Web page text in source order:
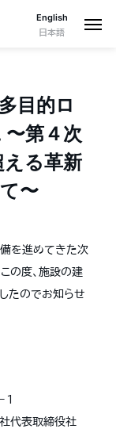
English
日本語
目的ロ
第４次
る革新
〜
を進めてきた次
の度、施設の建
たのでお知らせ
社代表取締役社